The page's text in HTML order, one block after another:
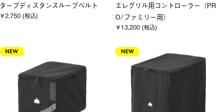
タープディスタンスループベルト
￥2,750 (税込)
エレグリル用コントローラー（PR
O/ファミリー用）
￥13,200 (税込)
NEW NEW